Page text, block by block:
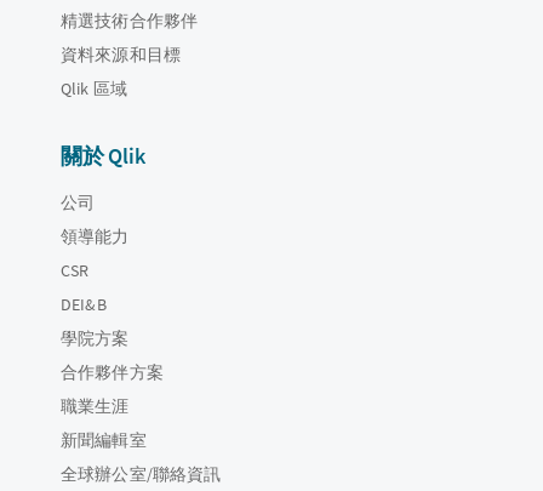
精選技術合作夥伴
資料來源和目標
Qlik 區域
關於 Qlik
公司
領導能力
CSR
DEI&B
學院方案
合作夥伴方案
職業生涯
新聞編輯室
全球辦公室/聯絡資訊